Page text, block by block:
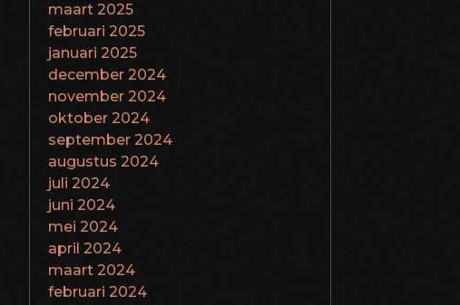
maart 2025
februari 2025
januari 2025
december 2024
november 2024
oktober 2024
september 2024
augustus 2024
juli 2024
juni 2024
mei 2024
april 2024
maart 2024
februari 2024